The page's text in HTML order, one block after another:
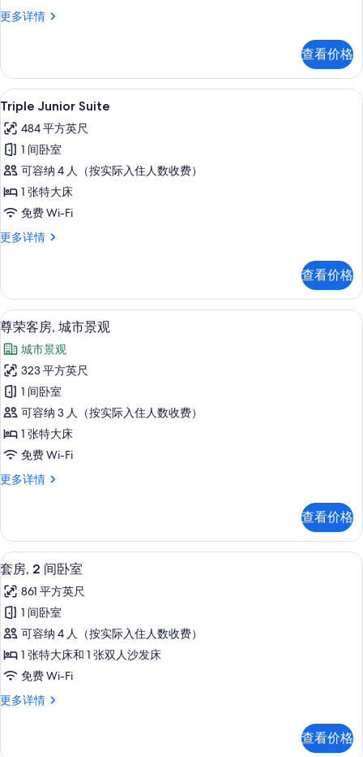
所
照
片
更多详情
小
更
多
信
查看价格
显
示
Triple
Junior
Suite
的
所
有
高档床上用品、Select Comfort 床、
6
Triple Junior Suite
484 平方英尺
1 间卧室
可容纳 4 人（按实际入住人数收费）
1 张特大床
免费 Wi-Fi
更多详情
Triple
多
信
息
查看价格
显
示
尊
荣
客
房,
城
景
的
所
有
照
片
高档床上用品、Select Comfort 床、
8
尊荣客房, 城市景观
城市景观
323 平方英尺
1 间卧室
可容纳 3 人（按实际入住人数收费）
1 张特大床
免费 Wi-Fi
更多详情
尊
城
市
景
更
多
信
息
查看价格
显
示
套
房,
2
间
卧
室
所
高档床上用品、Select Comfort 床、
11
套房, 2 间卧室
861 平方英尺
1 间卧室
可容纳 4 人（按实际入住人数收费）
1 张特大床和 1 张双人沙发床
免费 Wi-Fi
更多详情
套
查看价格